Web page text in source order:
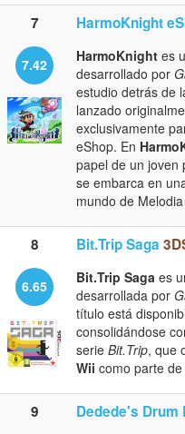
7 HarmoKnight
7.42 HarmoKnight es
desarrollado por
estudio detrás de
lanzado
exclusivamente
eShop. En
papel de un joven
se embarca en
mundo de
8 Bit.Trip Saga
6.65 Bit.Trip Saga es
desarrollada por
título está
consolidándose
serie Bit.Trip, que
Wii como parte
9 Dedede's Drum